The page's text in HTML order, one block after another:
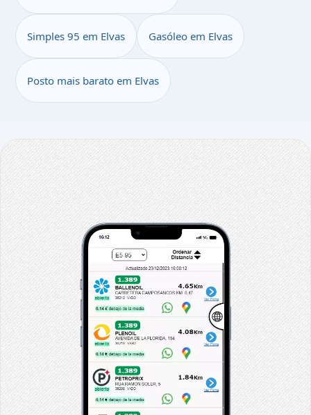
Simples 95 em Elvas Gasóleo em Elvas
Posto mais barato em Elvas